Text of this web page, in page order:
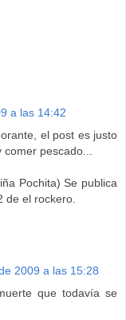
a las 14:42
el post es justo
pescado...
Pochita) Se publica
de el rockero.
2009 a las 15:28
que todavía se